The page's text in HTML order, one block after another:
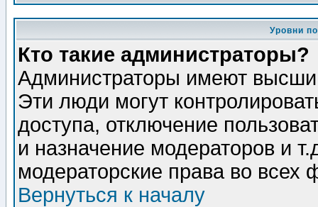
Уровни
Кто такие администраторы?
Администраторы имеют
Эти люди могут
доступа, отключение
и назначение модераторов и
модераторские права во всех
Вернуться к началу